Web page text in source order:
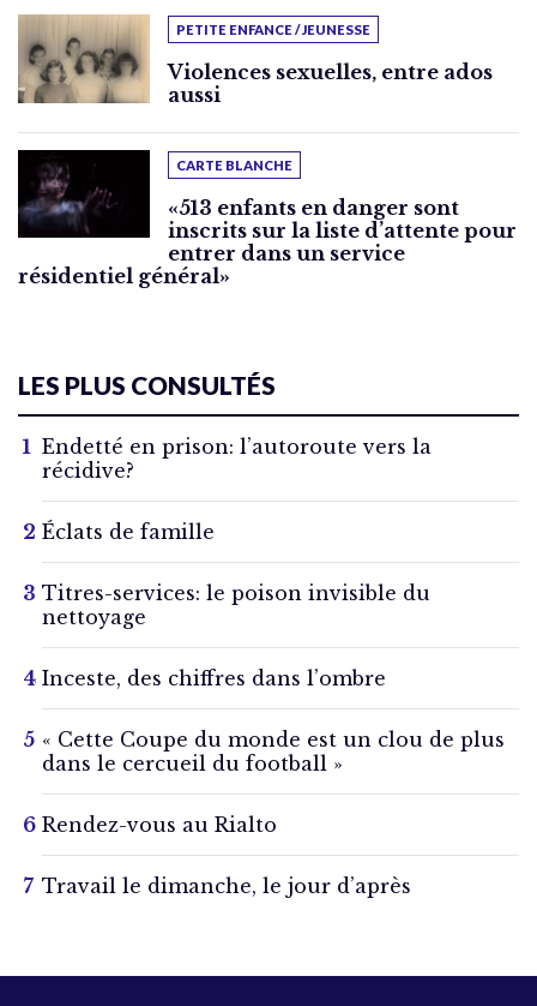
PETITE ENFANCE / JEUNESSE
Violences sexuelles, entre ados
aussi
CARTE BLANCHE
«513 enfants en danger sont
inscrits sur la liste d’attente pour
entrer dans un service
résidentiel général»
LES PLUS CONSULTÉS
Endetté en prison: l’autoroute vers la
récidive?
Éclats de famille
Titres-services: le poison invisible du
nettoyage
Inceste, des chiffres dans l’ombre
« Cette Coupe du monde est un clou de plus
dans le cercueil du football »
Rendez-vous au Rialto
Travail le dimanche, le jour d’après